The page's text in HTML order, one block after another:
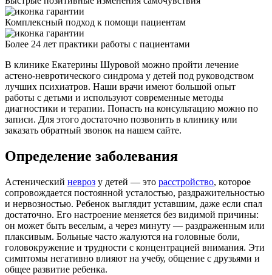
Комплексный подход к помощи пациентам
Более 24 лет практики работы с пациентами
В клинике Екатерины Шуровой можно пройти лечение
астено-невротического синдрома у детей под руководством
лучших психиатров. Наши врачи имеют большой опыт
работы с детьми и используют современные методы
диагностики и терапии. Попасть на консультацию можно по
записи. Для этого достаточно позвонить в клинику или
заказать обратный звонок на нашем сайте.
Определение заболевания
Астенический невроз у детей — это расстройство, которое
сопровождается постоянной усталостью, раздражительностью
и нервозностью. Ребенок выглядит уставшим, даже если спал
достаточно. Его настроение меняется без видимой причины:
он может быть веселым, а через минуту — раздраженным или
плаксивым. Больные часто жалуются на головные боли,
головокружение и трудности с концентрацией внимания. Эти
симптомы негативно влияют на учебу, общение с друзьями и
общее развитие ребенка.